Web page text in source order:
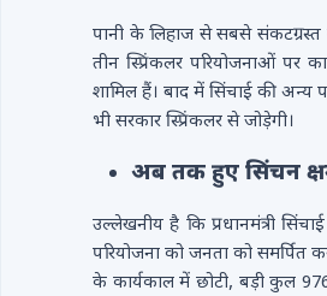
पानी के लिहाज से सबसे
तीन स्प्रिंकलर परियोजनाओं पर
शामिल हैं। बाद में सिंचाई की अन्य
भी सरकार स्प्रिंकलर से जोड़ेगी।
अब तक हुए सिंचन
उल्लेखनीय है कि प्रधानमंत्री
परियोजना को जनता को समर्पित
के कार्यकाल में छोटी, बड़ी कुल